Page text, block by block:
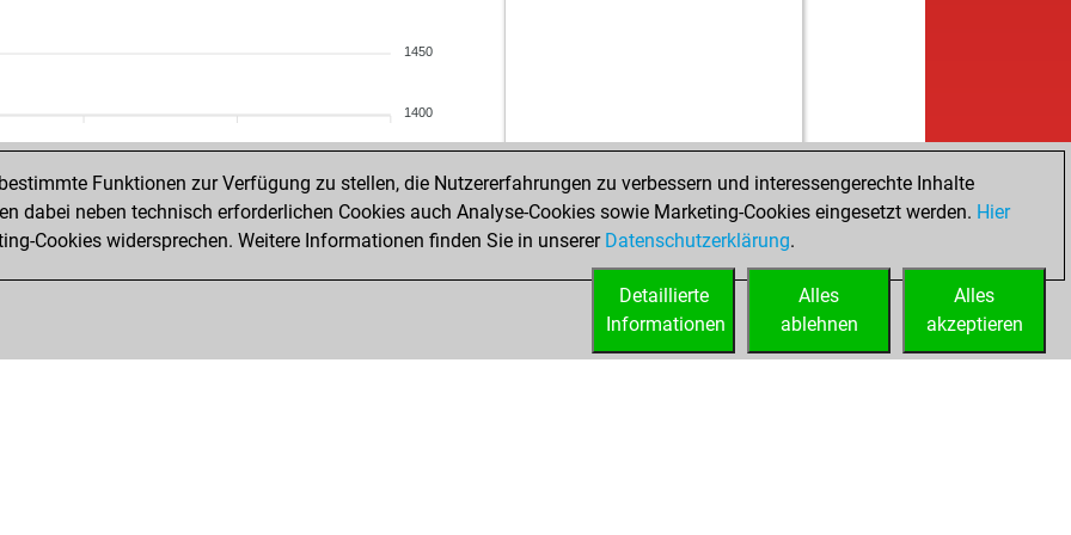
1450
1400
Funktionen zur Verfügung zu stellen, die Nutzererfahrungen zu verbessern und interessengerechte Inhalte
dabei neben technisch erforderlichen Cookies auch Analyse-Cookies sowie Marketing-Cookies eingesetzt werden. Hier
Cookies widersprechen. Weitere Informationen finden Sie in unserer Datenschutzerklärung.
Alles
akzeptieren
Alles
ablehnen
Detaillierte
Informationen